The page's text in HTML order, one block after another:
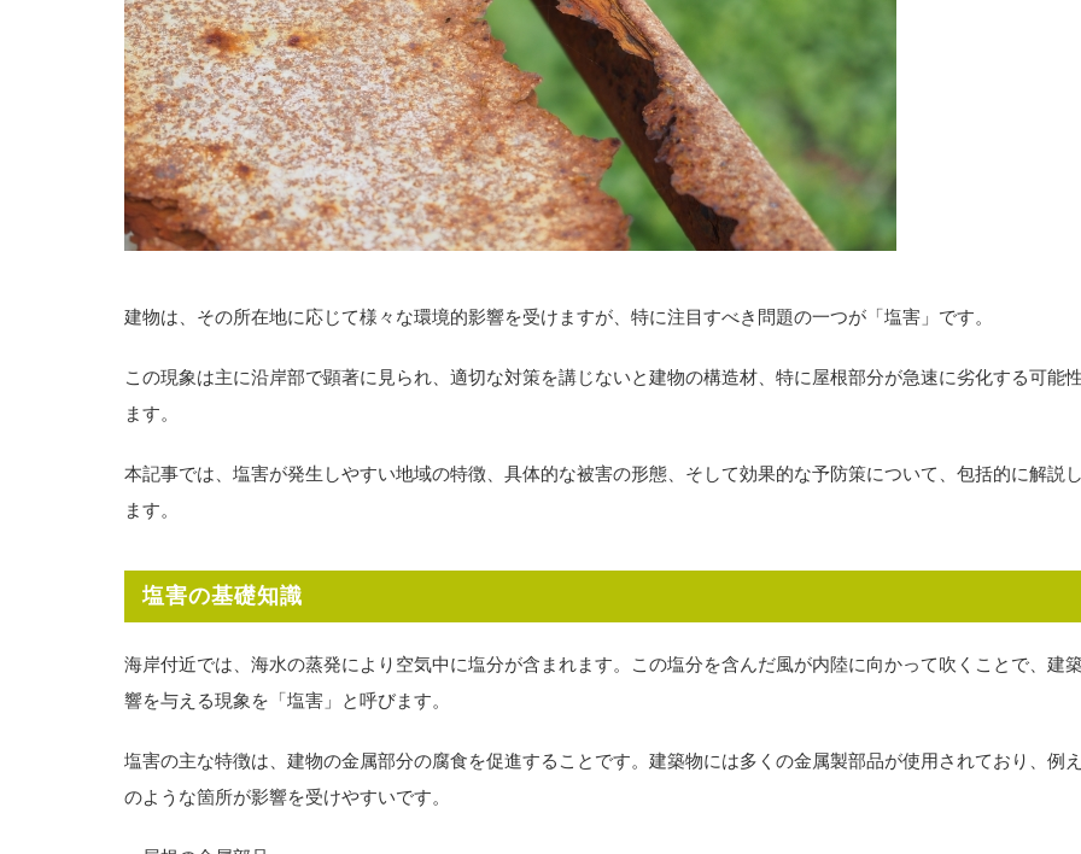
建物は、その所在地に応じて様々な環境的影響を受けますが、特に注目すべき問題の一つが「塩害」です。
この現象は主に沿岸部で顕著に見られ、適切な対策を講じないと建物の構造材、特に屋根部分が急速に劣化する可能
ます。
本記事では、塩害が発生しやすい地域の特徴、具体的な被害の形態、そして効果的な予防策について、包括的に解説
ます。
塩害の基礎知識
海岸付近では、海水の蒸発により空気中に塩分が含まれます。この塩分を含んだ風が内陸に向かって吹くことで、建
響を与える現象を「塩害」と呼びます。
塩害の主な特徴は、建物の金属部分の腐食を促進することです。建築物には多くの金属製部品が使用されており、例
のような箇所が影響を受けやすいです。